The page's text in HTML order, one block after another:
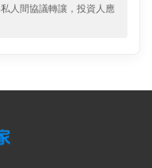
人間協議轉讓，投資人應